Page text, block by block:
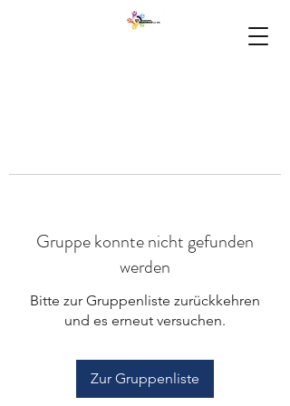
Gruppe konnte nicht gefunden
werden
Bitte zur Gruppenliste zurückkehren
und es erneut versuchen.
Zur Gruppenliste